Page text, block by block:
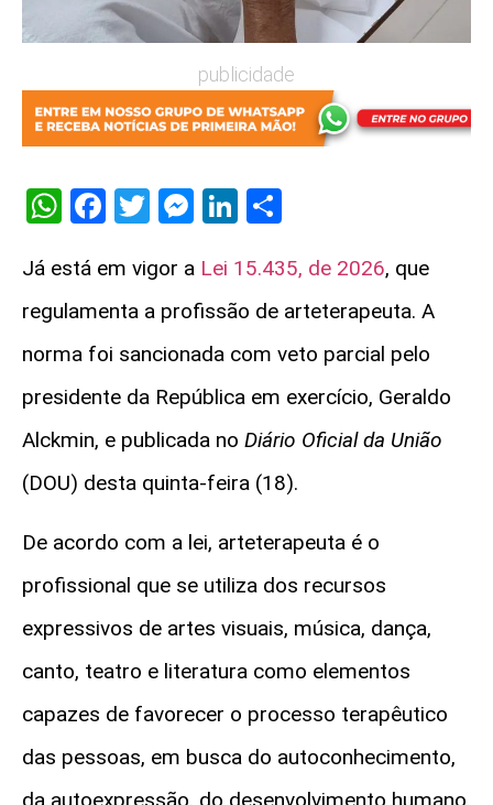
publicidade
WhatsApp
Facebook
Twitter
Messenger
LinkedIn
Já está em vigor a Lei 15.435, de 2026, que
regulamenta a profissão de arteterapeuta. A
norma foi sancionada com veto parcial pelo
presidente da República em exercício, Geraldo
Alckmin, e publicada no Diário Oficial da União
(DOU) desta quinta-feira (18).
De acordo com a lei, arteterapeuta é o
profissional que se utiliza dos recursos
expressivos de artes visuais, música, dança,
canto, teatro e literatura como elementos
capazes de favorecer o processo terapêutico
das pessoas, em busca do autoconhecimento,
da autoexpressão, do desenvolvimento humano,